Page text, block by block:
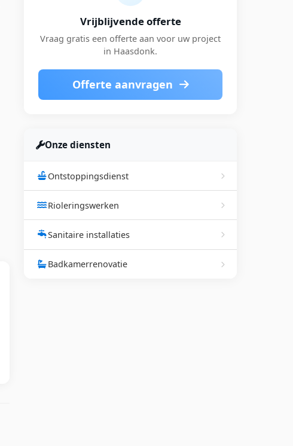
Vrijblijvende offerte
Vraag gratis een offerte aan voor uw project
in Haasdonk.
Offerte aanvragen
Onze diensten
Ontstoppingsdienst
Rioleringswerken
Sanitaire installaties
Badkamerrenovatie